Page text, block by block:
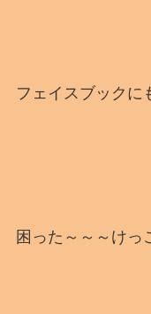
フェイスブックに
困った～～～けっ